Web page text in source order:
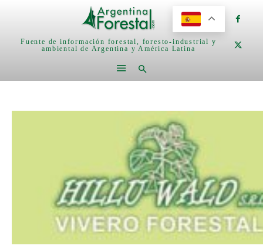
Fuente de información forestal, foresto-industrial y
ambiental de Argentina y América Latina